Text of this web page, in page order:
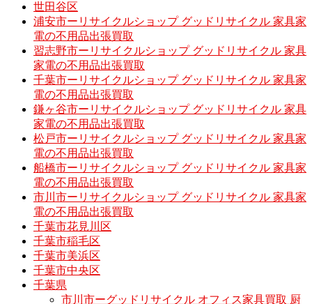
世田谷区
浦安市ーリサイクルショップ グッドリサイクル 家具家
電の不用品出張買取
習志野市ーリサイクルショップ グッドリサイクル 家具
家電の不用品出張買取
千葉市ーリサイクルショップ グッドリサイクル 家具家
電の不用品出張買取
鎌ヶ谷市ーリサイクルショップ グッドリサイクル 家具
家電の不用品出張買取
松戸市ーリサイクルショップ グッドリサイクル 家具家
電の不用品出張買取
船橋市ーリサイクルショップ グッドリサイクル 家具家
電の不用品出張買取
市川市ーリサイクルショップ グッドリサイクル 家具家
電の不用品出張買取
千葉市花見川区
千葉市稲毛区
千葉市美浜区
千葉市中央区
千葉県
市川市ーグッドリサイクル オフィス家具買取 厨